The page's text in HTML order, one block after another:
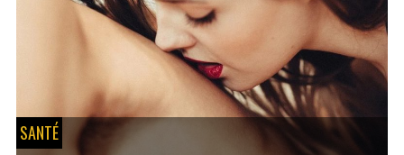
SANTÉ